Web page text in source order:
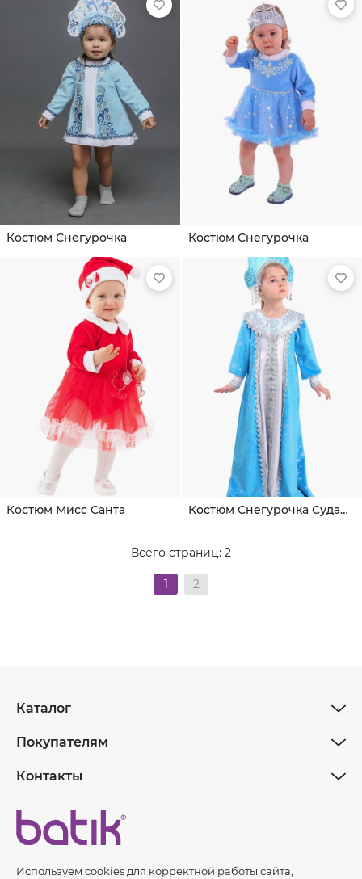
Костюм Снегурочка Костюм Снегурочка
Костюм Мисс Санта Костюм Снегурочка Сударушка
Всего страниц: 2
1 2
Используем cookies для корректной работы сайта,
Каталог
Покупателям
Контакты